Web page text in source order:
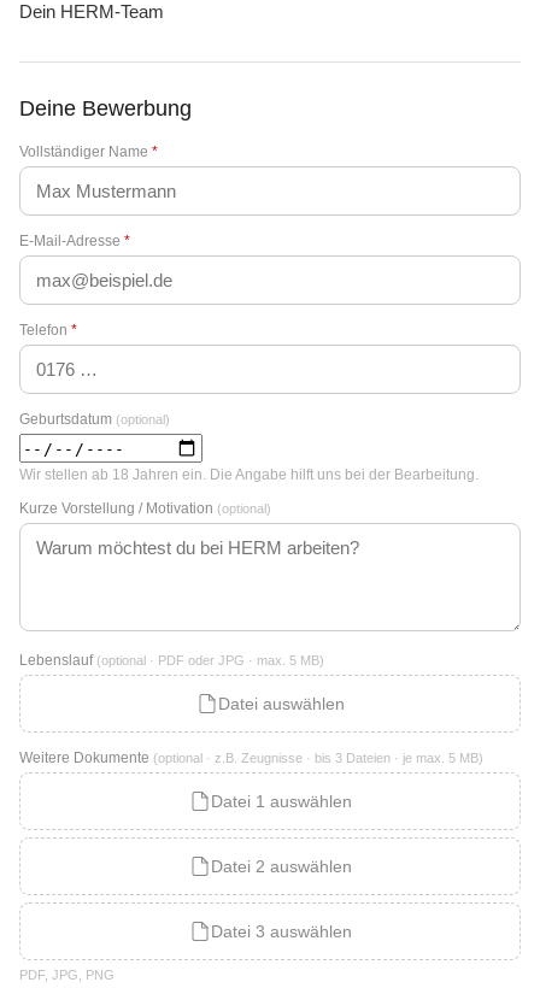
Dein HERM-Team
Deine Bewerbung
Vollständiger Name *
E-Mail-Adresse *
Telefon *
Geburtsdatum (optional)
Wir stellen ab 18 Jahren ein. Die Angabe hilft uns bei der Bearbeitung.
Kurze Vorstellung / Motivation (optional)
Lebenslauf (optional · PDF oder JPG · max. 5 MB)
Datei auswählen
Weitere Dokumente (optional · z.B. Zeugnisse · bis 3 Dateien · je max. 5 MB)
Datei 1 auswählen
Datei 2 auswählen
Datei 3 auswählen
PDF, JPG, PNG